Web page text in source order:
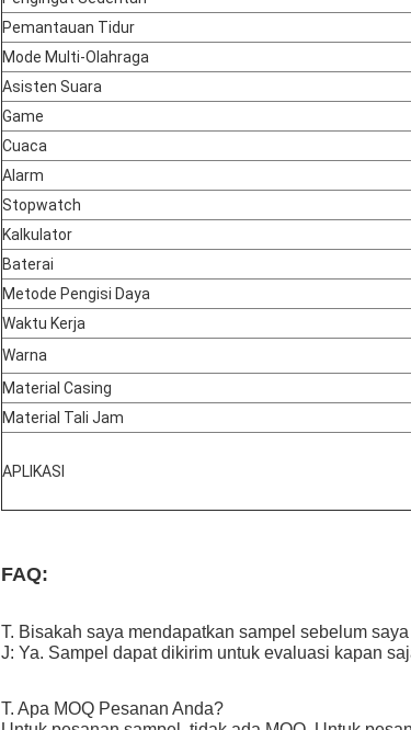
Pemantauan Tidur
Mode Multi-Olahraga
Asisten Suara
Game
Cuaca
Alarm
Stopwatch
Kalkulator
Baterai
Metode Pengisi Daya
Waktu Kerja
Warna
Material Casing
Material Tali Jam
APLIKASI
FAQ:
T. Bisakah saya mendapatkan sampel sebelum
J: Ya. Sampel dapat dikirim untuk evaluasi kapan
T. Apa MOQ Pesanan Anda?